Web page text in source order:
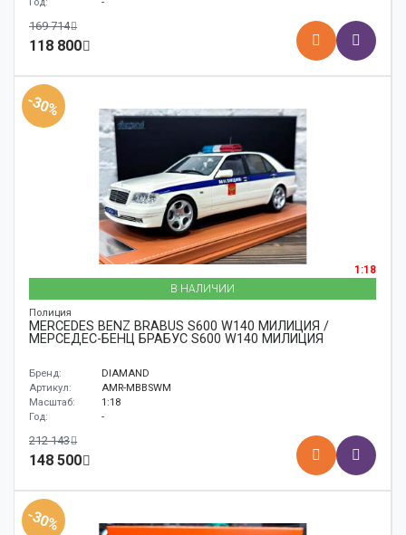
169 714
118 800
-30%
1:18
В НАЛИЧИИ
Полиция
MERCEDES BENZ BRABUS S600 W140 МИЛИЦИЯ /
МЕРСЕДЕС-БЕНЦ БРАБУС S600 W140 МИЛИЦИЯ
Бренд:
DIAMAND
Артикул:
AMR-MBBSWM
Масштаб:
1:18
Год:
-
212 143
148 500
-30%